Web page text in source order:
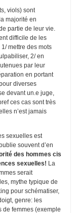
viols) sont
majorité en
partie de leur vie.
difficile de les
mettre des mots
2/ en
par leur
en portant
diverses
devant un.e juge,
ces cas sont très
n’est jamais
sexuelles est
souvent d’en
des hommes cis
sexuelles! La
serait
mythe typique de
pour schématiser,
genre: les
de femmes (exemple